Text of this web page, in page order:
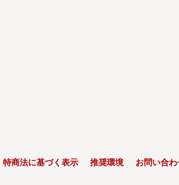
特商法に基づく表示 推奨環境 お問い合わ